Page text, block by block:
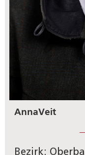
AnnaVeit
Bezirk: